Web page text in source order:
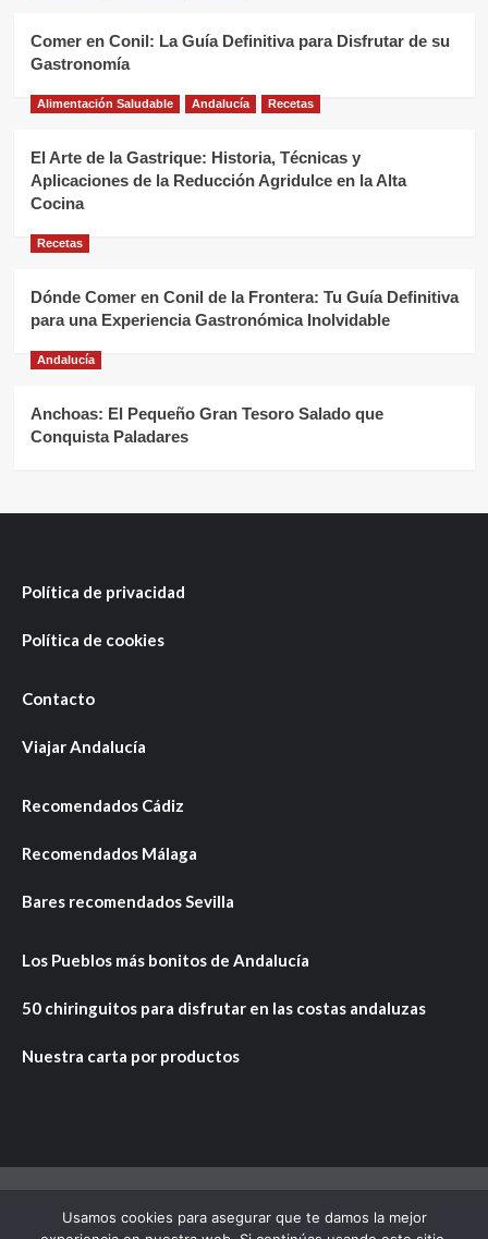
Comer en Conil: La Guía Definitiva para Disfrutar de su
Gastronomía
Alimentación Saludable Andalucía Recetas
El Arte de la Gastrique: Historia, Técnicas y
Aplicaciones de la Reducción Agridulce en la Alta
Cocina
Recetas
Dónde Comer en Conil de la Frontera: Tu Guía Definitiva
para una Experiencia Gastronómica Inolvidable
Andalucía
Anchoas: El Pequeño Gran Tesoro Salado que
Conquista Paladares
Política de privacidad
Política de cookies
Contacto
Viajar Andalucía
Recomendados Cádiz
Recomendados Málaga
Bares recomendados Sevilla
Los Pueblos más bonitos de Andalucía
50 chiringuitos para disfrutar en las costas andaluzas
Nuestra carta por productos
Copyright © Todos los derechos reservados.|CoverNews
Usamos cookies para asegurar que te damos la mejor